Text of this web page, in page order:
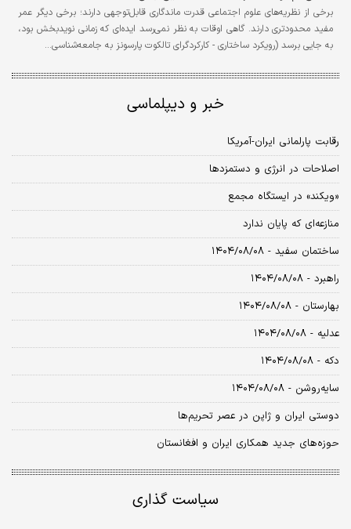
برخی از نظریه‌های علوم اجتماعی قدرت ماندگاری قابل‌توجهی دارند؛ برخی دیگر عمر
مفید محدودتری دارند. گاهی اوقات به نظر نمی‌رسد ایده‌ای که زمانی نویدبخش بود،
به جایی برسد (رویکرد ساختاری - کارکردگرای تالکوت پارسونز به جامعه‌شناسی…
خبر و دیپلماسی
رقابت پارلمانی ایران-آمریکا
اصلاحات در انرژی و دستمزدها
«ویکند» در ایستگاه مجمع
منازعه‌ای که پایان ندارد
ساختمان سفید - ۱۴۰۴/۰۸/۰۸
راهبرد - ۱۴۰۴/۰۸/۰۸
بهارستان - ۱۴۰۴/۰۸/۰۸
عدلیه - ۱۴۰۴/۰۸/۰۸
دکه - ۱۴۰۴/۰۸/۰۸
سایه‌روشن - ۱۴۰۴/۰۸/۰۸
دوستی ایران و ژاپن در عصر تحریم‌ها
حوزه‌های جدید همکاری ایران و افغانستان
سیاست گذاری